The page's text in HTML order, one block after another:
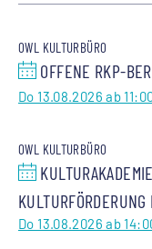
OWL KULTURBÜRO
OFFENE RKP-
Do 13.08.2026 ab
OWL KULTURBÜRO
Do 13.08.2026 ab